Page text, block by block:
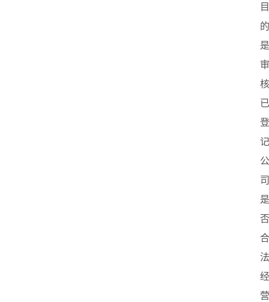
目
的
是
审
核
已
登
记
公
司
是
否
合
法
经
营